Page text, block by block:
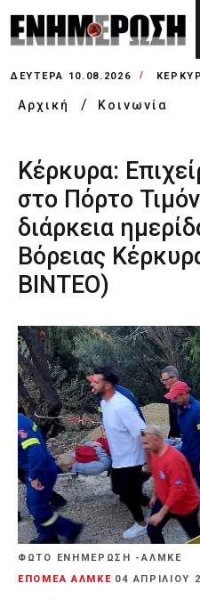
ΔΕΥΤΈΡΑ 10.08.2026
Αρχική Κοινωνία
Κέρκυρα:
στο Πόρτο
διάρκεια
Βόρειας
ΒΙΝΤΕΟ)
ΦΩΤΟ ΕΝΗΜΕΡΩΣΗ -ΑΛΜΚΕ
ΕΠΟΜΕΑ ΑΛΜΚΕ 04 ΑΠΡΙΛΊΟΥ